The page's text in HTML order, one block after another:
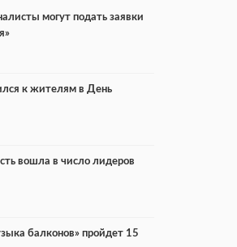
могут подать заявки
к жителям в День
вошла в число лидеров
балконов» пройдет 15